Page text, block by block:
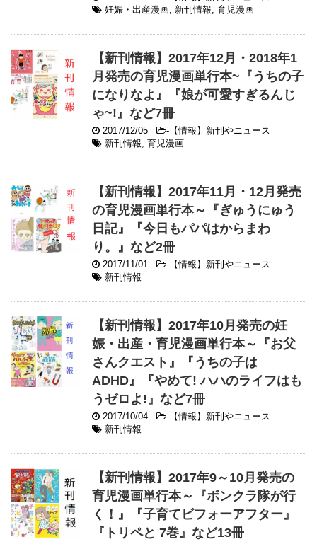
妊娠・出産漫画, 新刊情報, 育児漫画
【新刊情報】2017年12月・2018年1
月発売の育児漫画単行本~『うちの子
になりなよ』『娘が可愛すぎるんじ
ゃ~!』など7冊
2017/12/05 - 【情報】新刊やニュース
新刊情報, 育児漫画
【新刊情報】2017年11月・12月発売
の育児漫画単行本～『ぎゅうにゅう
日記』『今日もパパはからまわ
り。』など2冊
2017/11/01 - 【情報】新刊やニュース
新刊情報
【新刊情報】2017年10月発売の妊
娠・出産・育児漫画単行本～『お父
さんクエスト』『うちの子は
ADHD』『やめて! ハハのライフはも
うゼロよ!』など7冊
2017/10/04 - 【情報】新刊やニュース
新刊情報
【新刊情報】2017年9～10月発売の
育児漫画単行本～『ボンクラ隊が行
く！』『子育てビフォーアフター』
『トリペと 7巻』など13冊